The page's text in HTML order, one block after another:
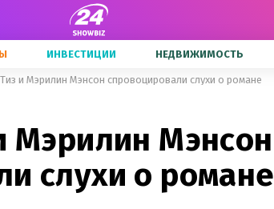
ИНВЕСТИЦИИ НЕДВИЖИМОСТЬ
и Мэрилин Мэнсон спровоцировали слухи о романе
Мэрилин Мэнсон
слухи о романе